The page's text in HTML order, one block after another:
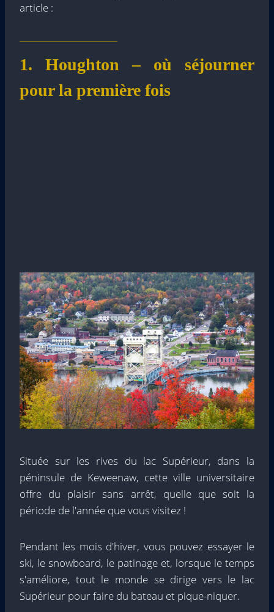
article :
1. Houghton – où séjourner
pour la première fois
Située sur les rives du lac Supérieur, dans la
péninsule de Keweenaw, cette ville universitaire
offre du plaisir sans arrêt, quelle que soit la
période de l'année que vous visitez !
Pendant les mois d'hiver, vous pouvez essayer le
ski, le snowboard, le patinage et, lorsque le temps
s'améliore, tout le monde se dirige vers le lac
Supérieur pour faire du bateau et pique-niquer.